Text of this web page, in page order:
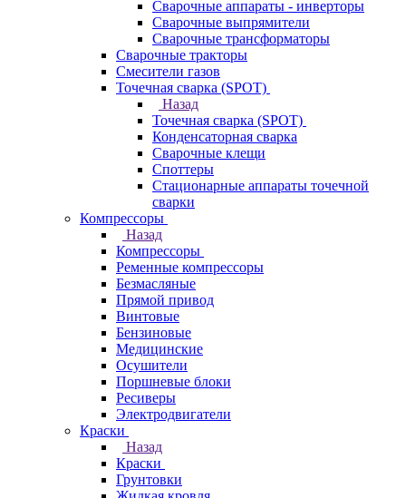
Сварочные аппараты - инверторы
Сварочные выпрямители
Сварочные трансформаторы
Сварочные тракторы
Смесители газов
Точечная сварка (SPOT)
Назад
Точечная сварка (SPOT)
Конденсаторная сварка
Сварочные клещи
Споттеры
Стационарные аппараты точечной
сварки
Компрессоры
Назад
Компрессоры
Ременные компрессоры
Безмасляные
Прямой привод
Винтовые
Бензиновые
Медицинские
Осушители
Поршневые блоки
Ресиверы
Электродвигатели
Краски
Назад
Краски
Грунтовки